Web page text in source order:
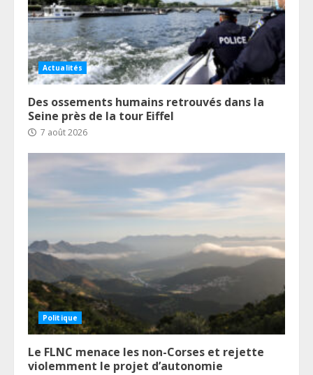
Actualités
Des ossements humains retrouvés dans la
Seine près de la tour Eiffel
7 août 2026
Politique
Le FLNC menace les non-Corses et rejette
violemment le projet d’autonomie